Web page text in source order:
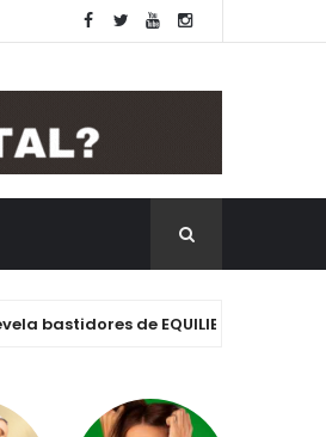
de EQUILIBRIVM: emoção,